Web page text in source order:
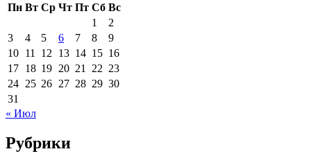
Пн Вт Ср Чт Пт Сб Вс
1
2
3
4 5 6 7 8
9
10 11 12 13 14 15 16
17 18 19 20 21 22 23
24 25 26 27 28 29 30
31
« Июл
Рубрики